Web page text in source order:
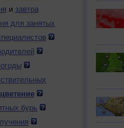
и завтра
для занятых
бурь